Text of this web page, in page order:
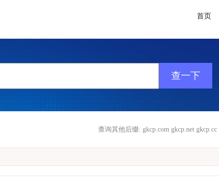
首页
查询其他后缀: gkcp.com gkcp.net gkcp.cc